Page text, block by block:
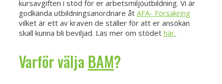
kursavgiften i stöd för er arbetsmiljöutbildning. Vi är
godkända utbildningsanordnare åt AFA- Försäkring
vilket är ett av kraven de ställer för att er ansökan
skall kunna bli beviljad. Läs mer om stödet här.
Varför välja BAM?